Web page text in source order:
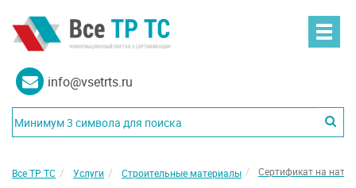
info@vsetrts.ru
Все ТР ТС Услуги Строительные материалы Сертификат на